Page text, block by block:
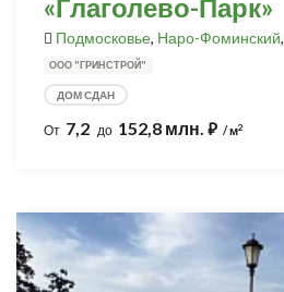
«Глаголево-Парк»
Подмосковье, Наро-Фоминский,
ООО "ГРИНСТРОЙ"
ДОМ СДАН
От 7,2 до 152,8 млн. ⃏ / м2